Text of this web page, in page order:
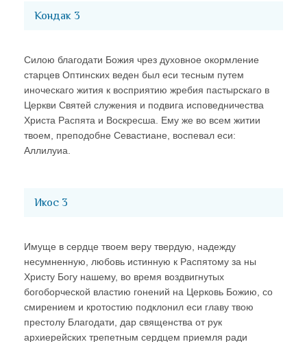
Кондак 3
Силою благодати Божия чрез духовное окормление
старцев Оптинских веден был еси тесным путем
иноческаго жития к восприятию жребия пастырскаго в
Церкви Святей служения и подвига исповедничества
Христа Распята и Воскресша. Ему же во всем житии
твоем, преподобне Севастиане, воспевал еси:
Аллилуиа.
Икос 3
Имуще в сердце твоем веру твердую, надежду
несумненную, любовь истинную к Распятому за ны
Христу Богу нашему, во время воздвигнутых
богоборческой властию гонений на Церковь Божию, со
смирением и кротостию подклонил еси главу твою
престолу Благодати, дар священства от рук
архиерейских трепетным сердцем приемля ради